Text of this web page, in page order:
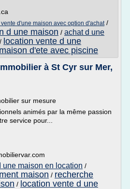
vente d'une maison avec option d'achat/
d une maison / achat d une
/ location vente d une
d'ete avec piscine
à St Cyr sur Mer,
sur mesure
animés par la même passion
service pour...
une maison en location /
maison / recherche
/ location vente d une